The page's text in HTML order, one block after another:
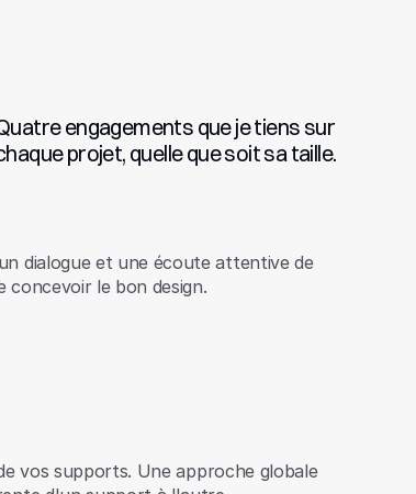
engagements que je tiens sur
projet, quelle que soit sa taille.
dialogue et une écoute attentive de
concevoir le bon design.
vos supports. Une approche globale